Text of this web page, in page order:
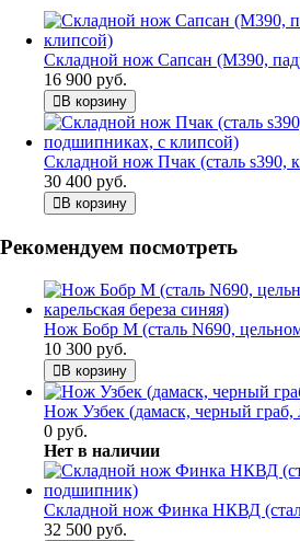
Складной нож Сапсан (М390,
16 900 руб.
В корзину
Складной нож Пчак (сталь s390,
30 400 руб.
В корзину
Рекомендуем посмотреть
Нож Бобр М (сталь N690,
10 300 руб.
В корзину
Нож Узбек (дамаск, черный граб,
0 руб.
Нет в наличии
Складной нож Финка НКВД
32 500 руб.